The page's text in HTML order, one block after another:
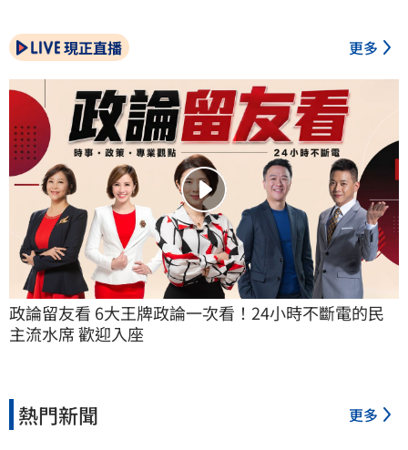
現正直播 更多
政論留友看 6大王牌政論一次看！24小時不斷電的民
主流水席 歡迎入座
熱門新聞 更多